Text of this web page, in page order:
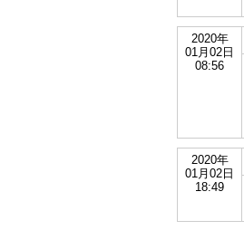
2020年
01月02日
08:56
2020年
01月02日
18:49